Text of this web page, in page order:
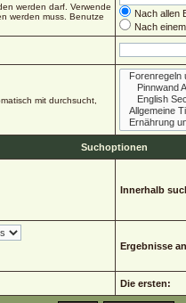
werden darf. Verwende
werden muss. Benutze
Nach allen
Nach
mit durchsucht,
Suchoptionen
Innerhalb
Ergebnisse
Die ersten: